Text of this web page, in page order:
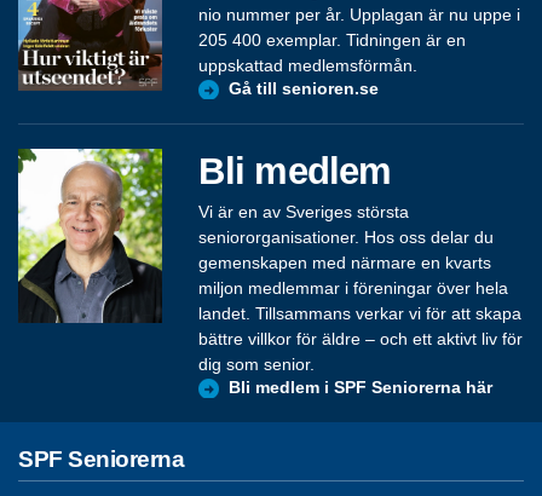
nio nummer per år. Upplagan är nu uppe i
205 400 exemplar. Tidningen är en
uppskattad medlemsförmån.
Gå till senioren.se
Bli medlem
Vi är en av Sveriges största
seniororganisationer. Hos oss delar du
gemenskapen med närmare en kvarts
miljon medlemmar i föreningar över hela
landet. Tillsammans verkar vi för att skapa
bättre villkor för äldre – och ett aktivt liv för
dig som senior.
Bli medlem i SPF Seniorerna här
SPF Seniorerna